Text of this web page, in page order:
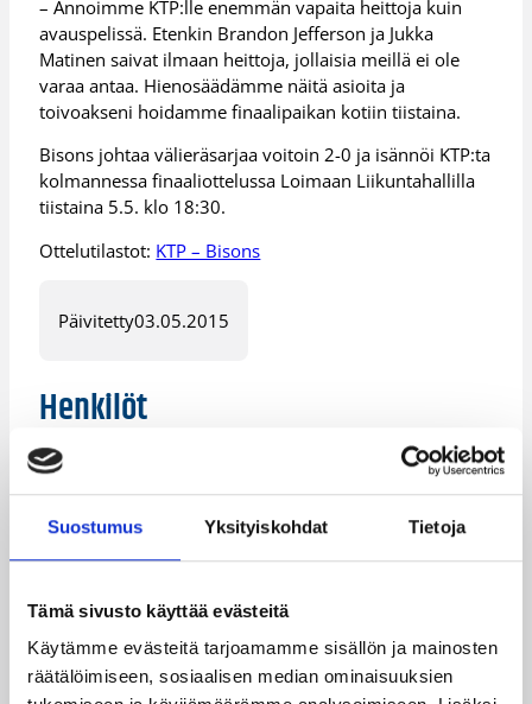
Suostumus Yksityiskohdat Tietoja
Tämä sivusto käyttää evästeitä
Käytämme evästeitä tarjoamamme sisällön ja mainosten
räätälöimiseen, sosiaalisen median ominaisuuksien
– Annoimme KTP:lle enemmän vapaita heittoja kuin
avauspelissä. Etenkin Brandon Jefferson ja Jukka
Matinen saivat ilmaan heittoja, jollaisia meillä ei ole
varaa antaa. Hienosäädämme näitä asioita ja
toivoakseni hoidamme finaalipaikan kotiin tiistaina.
Bisons johtaa välieräsarjaa voitoin 2-0 ja isännöi KTP:ta
kolmannessa finaaliottelussa Loimaan Liikuntahallilla
tiistaina 5.5. klo 18:30.
Ottelutilastot: KTP – Bisons
Päivitetty03.05.2015
Henkilöt
Ei Ole
Greg Gibson
Jukka Matinen
Travis Nelson
Tuukka Kotti
Kategoriat